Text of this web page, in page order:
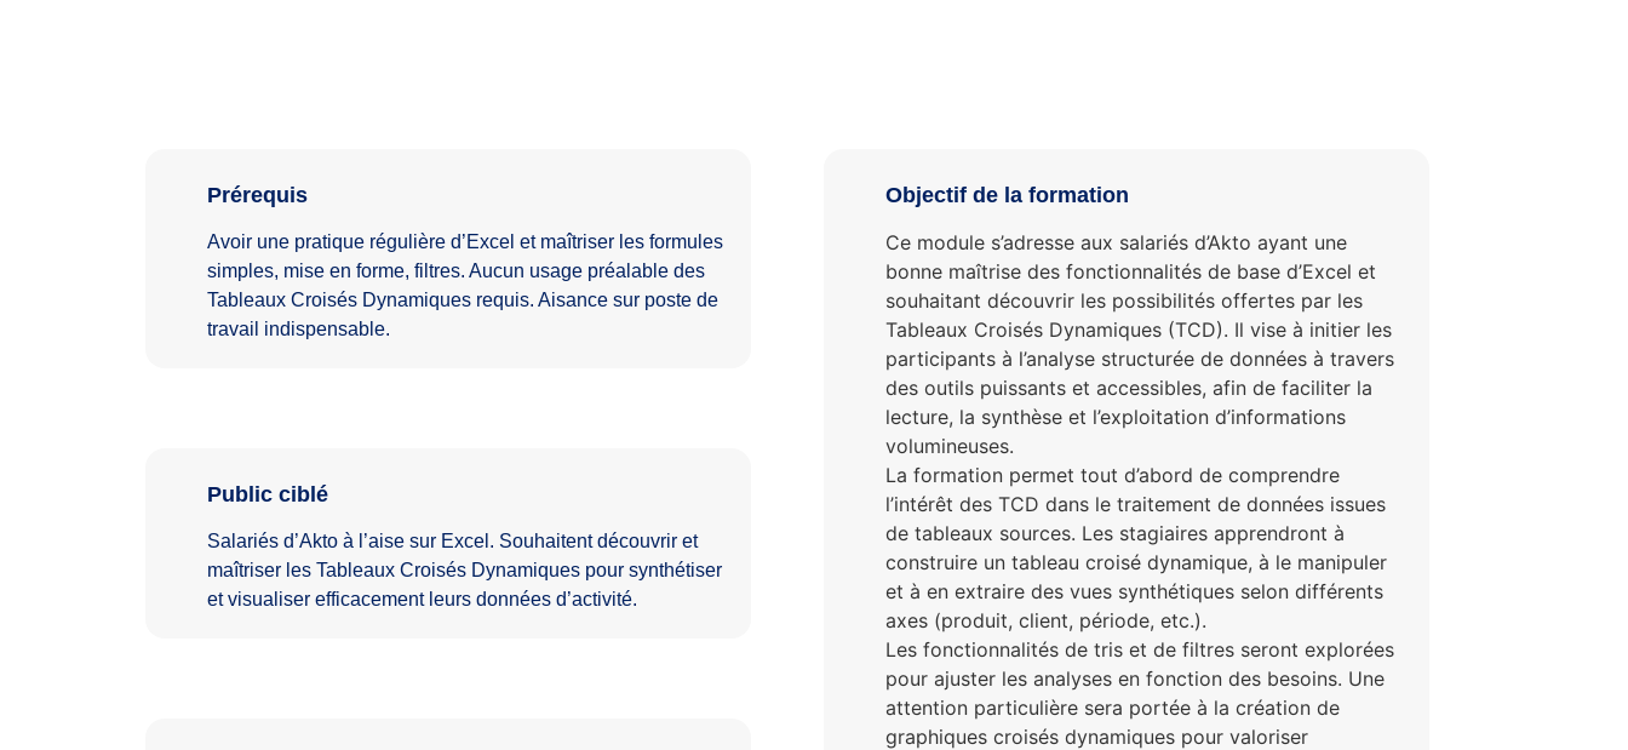
Prérequis
Avoir une pratique régulière d’Excel et maîtriser les formules
simples, mise en forme, filtres. Aucun usage préalable des
Tableaux Croisés Dynamiques requis. Aisance sur poste de
travail indispensable.
Public ciblé
Salariés d’Akto à l’aise sur Excel. Souhaitent découvrir et
maîtriser les Tableaux Croisés Dynamiques pour synthétiser
et visualiser efficacement leurs données d’activité.
Objectif de la formation
Ce module s’adresse aux salariés d’Akto ayant une
bonne maîtrise des fonctionnalités de base d’Excel et
souhaitant découvrir les possibilités offertes par les
Tableaux Croisés Dynamiques (TCD). Il vise à initier les
participants à l’analyse structurée de données à travers
des outils puissants et accessibles, afin de faciliter la
lecture, la synthèse et l’exploitation d’informations
volumineuses.
La formation permet tout d’abord de comprendre
l’intérêt des TCD dans le traitement de données issues
de tableaux sources. Les stagiaires apprendront à
construire un tableau croisé dynamique, à le manipuler
et à en extraire des vues synthétiques selon différents
axes (produit, client, période, etc.).
Les fonctionnalités de tris et de filtres seront explorées
pour ajuster les analyses en fonction des besoins. Une
attention particulière sera portée à la création de
graphiques croisés dynamiques pour valoriser